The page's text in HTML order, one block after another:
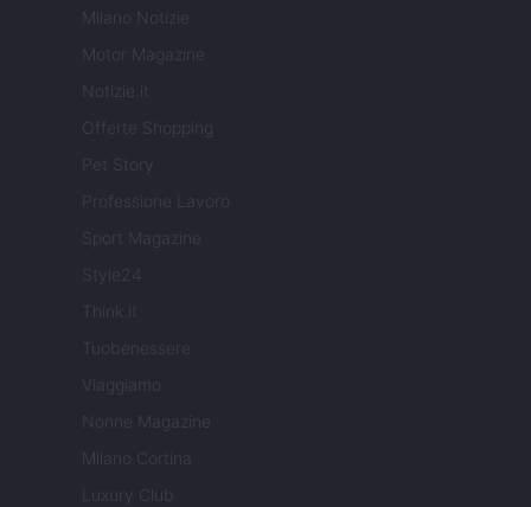
Milano Notizie
Motor Magazine
Notizie.it
Offerte Shopping
Pet Story
Professione Lavoro
Sport Magazine
Style24
Think.it
Tuobenessere
Viaggiamo
Nonne Magazine
Milano Cortina
Luxury Club